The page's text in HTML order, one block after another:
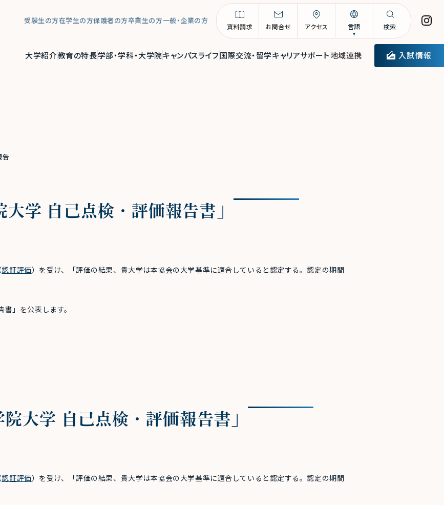
受験生の方在学生の方保護者の方卒業生の方一般・企業の方
資料請求 お問合せ アクセス 言語 検索
大学紹介教育の特長学部・学科・大学院キャンパスライフ国際交流・留学キャリアサポート地域連携 入試情報
告
学 自己点検・評価報告書」
認証評価）を受け、「評価の結果、貴大学は本協会の大学基準に適合していると認定する。認定の期間
」を公表します。
大学 自己点検・評価報告書」
認証評価）を受け、「評価の結果、貴大学は本協会の大学基準に適合していると認定する。認定の期間